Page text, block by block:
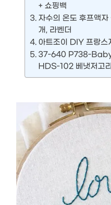
+ 쇼핑백
자수의 온도 후프액
개, 라벤더
아트조이 DIY 프랑스
37-640 P738-Baby
HDS-102 베냇저고